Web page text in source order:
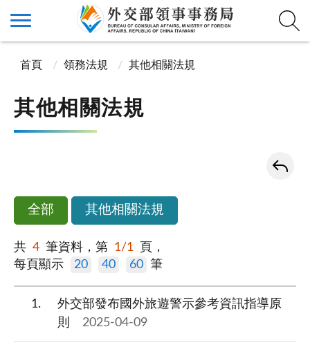
首頁 領務法規 其他相關法規
其他相關法規
全部 其他相關法規
共 4 筆資料，第 1/1
頁，
每頁顯示
20 40 60 筆
1
外交部發布國外旅遊警示參考資訊指導原
則
2025-04-09